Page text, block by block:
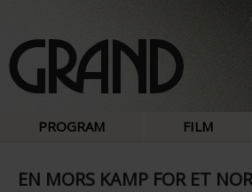
PROGRAM FILM
EN MORS KAMP FOR ET